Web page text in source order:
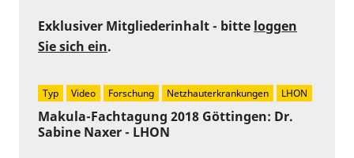
Makula-Fachtagung 2018 Göttingen: Dr.
Sabine Naxer - LHON
Exklusiver Mitgliederinhalt - bitte loggen
Sie sich ein.
Typ Video Forschung Netzhauterkrankungen LHON